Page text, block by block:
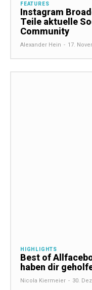
FEATURES
Instagram
Teile aktuelle
Community
Alexander Hein - 17.
HIGHLIGHTS
Best of
haben dir
Nicola Kiermeier - 30.